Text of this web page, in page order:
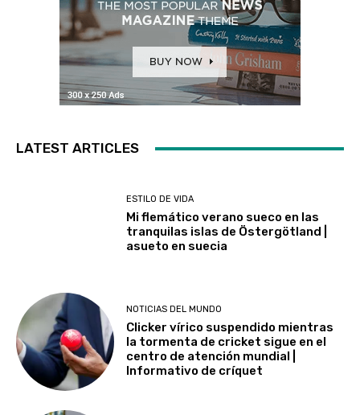
LATEST ARTICLES
ESTILO DE VIDA
Mi flemático verano sueco en las
tranquilas islas de Östergötland |
asueto en suecia
NOTICIAS DEL MUNDO
Clicker vírico suspendido mientras
la tormenta de cricket sigue en el
centro de atención mundial |
Informativo de críquet